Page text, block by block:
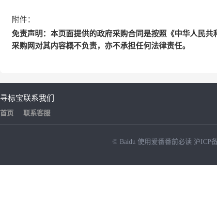
附件：
免责声明：本页面提供的政府采购合同是按照《中华人民
采购网对其内容概不负责，亦不承担任何法律责任。
寻标宝
首页
联系我们
联系客服
© Baidu 使用爱番番前必读 沪ICP